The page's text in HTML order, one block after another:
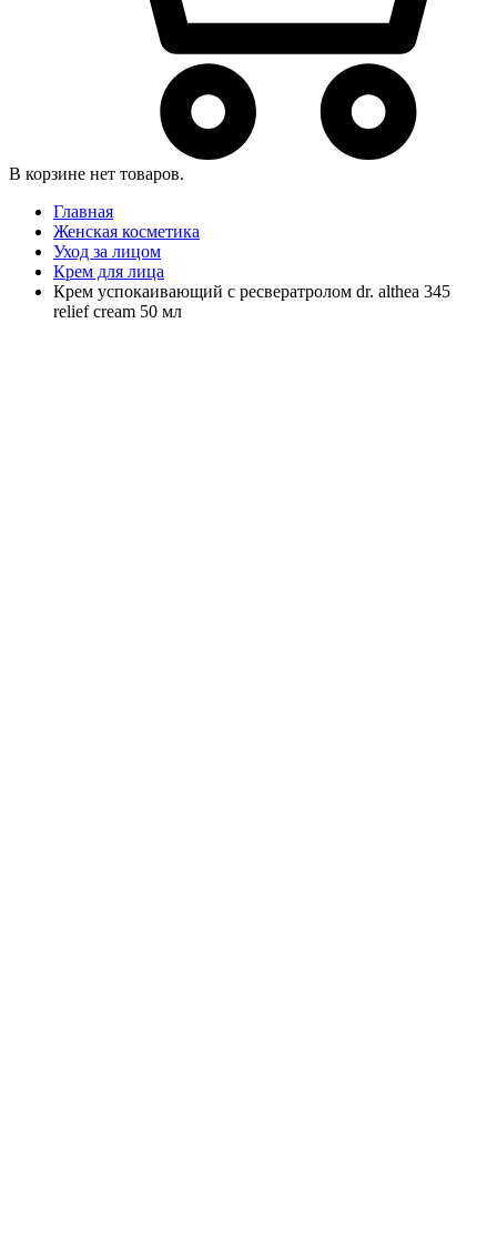
В корзине нет товаров.
Главная
Женская косметика
Уход за лицом
Крем для лица
Крем успокаивающий с ресвератролом dr. althea 345
relief cream 50 мл